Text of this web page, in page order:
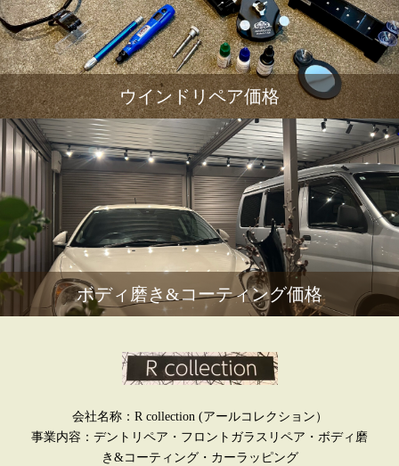
ウインドリペア価格
ボディ磨き&コーティング価格
会社名称：R collection (アールコレクション）
事業内容：デントリペア・フロントガラスリペア・ボディ磨
き&コーティング・カーラッピング